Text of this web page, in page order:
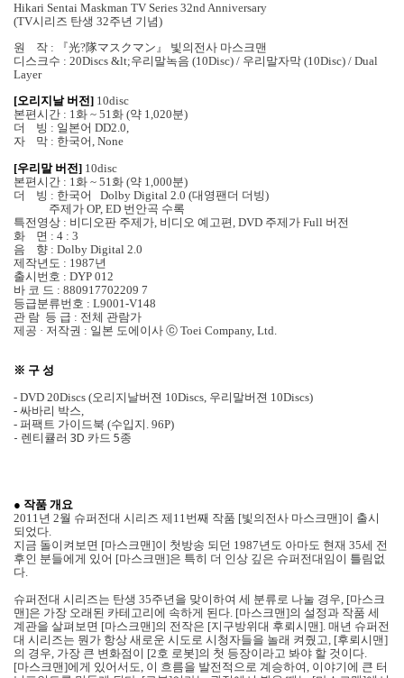
Hikari Sentai Maskman TV Series 32nd Anniversary
(TV시리즈 탄생 32주년 기념)
원 작 : 『光?隊マスクマン』 빛의전사 마스크맨
디스크수 : 20Discs &lt;우리말녹음 (10Disc) / 우리말자막 (10Disc) / Dual
Layer
[오리지날 버전] 10disc
본편시간 : 1화 ~ 51화 (약 1,020분)
더 빙 : 일본어 DD2.0,
자 막 : 한국어, None
[우리말 버전] 10disc
본편시간 : 1화 ~ 51화 (약 1,000분)
더 빙 : 한국어 Dolby Digital 2.0 (대영팬더 더빙)
주제가 OP, ED 번안곡 수록
특전영상 : 비디오판 주제가, 비디오 예고편, DVD 주제가 Full 버전
화 면 : 4 : 3
음 향 : Dolby Digital 2.0
제작년도 : 1987년
출시번호 : DYP 012
바 코 드 : 880917702209 7
등급분류번호 : L9001-V148
관 람 등 급 : 전체 관람가
제공 · 저작권 : 일본 도에이사 ⓒ Toei Company, Ltd.
※ 구 성
- DVD 20Discs (오리지날버젼 10Discs, 우리말버젼 10Discs)
- 싸바리 박스,
- 퍼팩트 가이드북 (수입지. 96P)
- 렌티큘러 3D 카드 5종
● 작품 개요
2011년 2월 슈퍼전대 시리즈 제11번째 작품 [빛의전사 마스크맨]이 출시
되었다.
지금 돌이켜보면 [마스크맨]이 첫방송 되던 1987년도 아마도 현재 35세 전
후인 분들에게 있어 [마스크맨]은 특히 더 인상 깊은 슈퍼전대임이 틀림없
다.
슈퍼전대 시리즈는 탄생 35주년을 맞이하여 세 분류로 나눌 경우, [마스크
맨]은 가장 오래된 카테고리에 속하게 된다. [마스크맨]의 설정과 작품 세
계관을 살펴보면 [마스크맨]의 전작은 [지구방위대 후뢰시맨]. 매년 슈퍼전
대 시리즈는 뭔가 항상 새로운 시도로 시청자들을 놀래 켜줬고, [후뢰시맨]
의 경우, 가장 큰 변화점이 [2호 로봇]의 첫 등장이라고 봐야 할 것이다.
[마스크맨]에게 있어서도, 이 흐름을 발전적으로 계승하여, 이야기에 큰 터